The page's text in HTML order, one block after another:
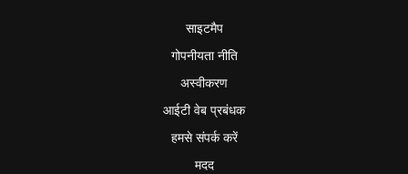
साइटमैप
गोपनीयता नीति
अस्वीकरण
आईटी वेब प्रबंधक
हमसे संपर्क करें
मदद